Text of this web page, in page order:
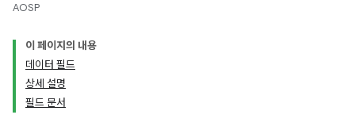
AOSP
이 페이지의 내용
데이터 필드
상세 설명
필드 문서